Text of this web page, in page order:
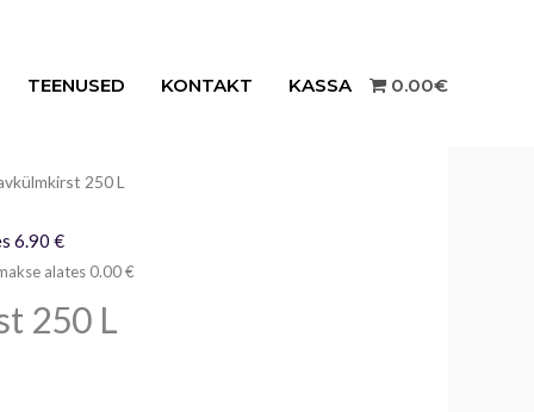
TEENUSED KONTAKT KASSA 0.00€
250 L
6.90 €
alates 0.00 €
250 L